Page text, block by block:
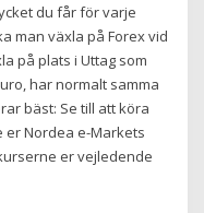
du får för varje
man växla på Forex vid
på plats i Uttag som
har normalt samma
bäst: Se till att köra
Nordea e-Markets
er vejledende